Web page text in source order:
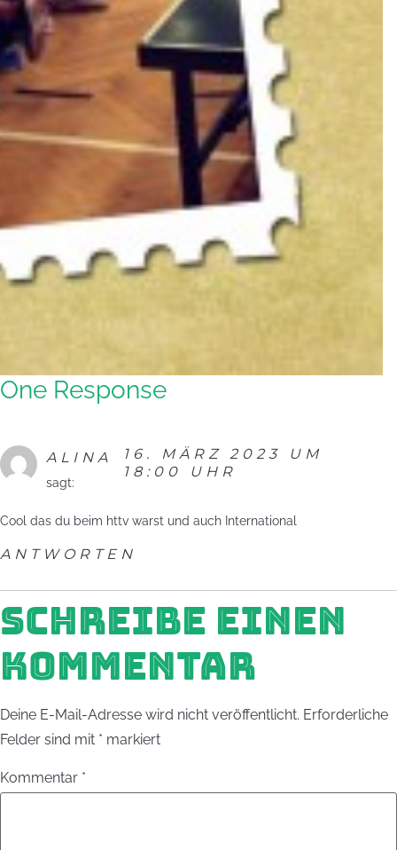
One Response
ALINA
sagt:
16. MÄRZ 2023 UM
18:00 UHR
Cool das du beim httv warst und auch International
ANTWORTEN
SCHREIBE EINEN
KOMMENTAR
Deine E-Mail-Adresse wird nicht veröffentlicht. Erforderliche
Felder sind mit * markiert
Kommentar *